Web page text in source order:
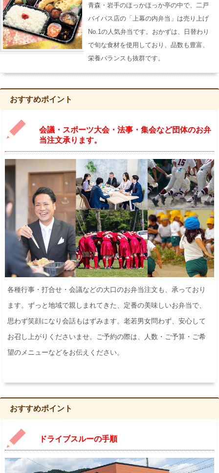
青森・岩手のほっかほっか亭の中で、二戸
バイパス店の「上幕の内弁当」は売り上げ
No.1の人気弁当です。おかずは、日替わり
で旬な食材を使用しており、品数も豊富、
栄養バランスも抜群です。
おすすめポイント
会議・スポーツ大会・法事・集会など団体のお弁
当注文承ります。
各種行事・打合せ・会議などの大口のお弁当注文も、承っており
ます。ずっと地域で親しまれてきた、定番の美味しいお弁当で、
思わず笑顔になり会話もはずみます。老若男女問わず、安心して
お召し上がりくださいませ。ご予約の際は、人数・ご予算・ご希
望のメニューなどをお伝えください。
おすすめポイント
ドライブスルーの手順